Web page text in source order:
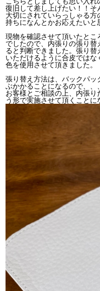
復旧して差し上げたい！！
大切にされていらっしゃる
持ちになんとかお応えたいと
現物を確認させて頂いたとこ
でしたので、内張りの張り
ると判断できました。張り
いただけるように合皮では
色を使用させて頂きました。
張り替え方法は、バックパ
ぶかかることになるので、、、
お客様とご相談の上、内張
う形で実施させて頂くことに